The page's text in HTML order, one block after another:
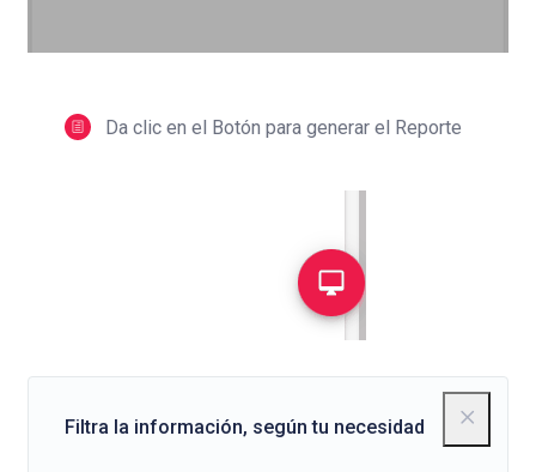
Da clic en el Botón para generar el Reporte
Filtra la información, según tu necesidad